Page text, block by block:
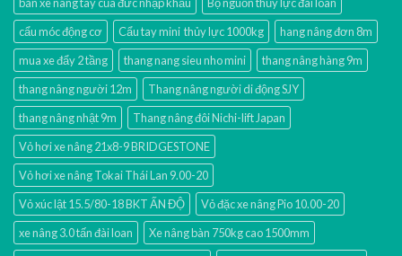
bán xe nâng tay của đức nhập khẩu
Bộ nguồn thủy lực đài loan
cẩu móc động cơ
Cẩu tay mini thủy lực 1000kg
hang nâng đơn 8m
mua xe đẩy 2 tầng
thang nang sieu nho mini
thang nâng hàng 9m
thang nâng người 12m
Thang nâng người di động SJY
thang nâng nhật 9m
Thang nâng đôi Nichi-lift Japan
Vỏ hơi xe nâng 21x8-9 BRIDGESTONE
Vỏ hơi xe nâng Tokai Thái Lan 9.00-20
Vỏ xúc lật 15.5/80-18 BKT ẤN ĐỘ
Vỏ đặc xe nâng Pio 10.00-20
xe nâng 3.0 tấn đài loan
Xe nâng bàn 750kg cao 1500mm